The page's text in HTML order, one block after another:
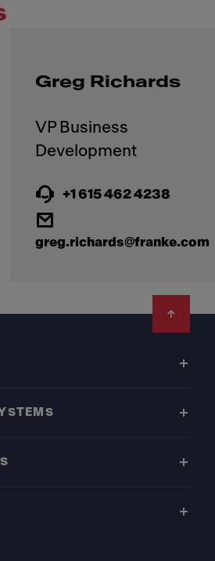
Greg Richards
VP Business
+1 615 462 4238
greg.richards@franke.com